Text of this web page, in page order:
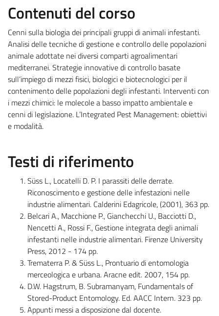
Contenuti del corso
Cenni sulla biologia dei principali gruppi di animali infestanti.
Analisi delle tecniche di gestione e controllo delle popolazioni
animale adottate nei diversi comparti agroalimentari
mediterranei. Strategie innovative di controllo basate
sull’impiego di mezzi fisici, biologici e biotecnologici per il
contenimento delle popolazioni degli infestanti. Interventi con
i mezzi chimici: le molecole a basso impatto ambientale e
cenni di legislazione. L’Integrated Pest Management: obiettivi
e modalità.
Testi di riferimento
Süss L., Locatelli D. P. I parassiti delle derrate.
Riconoscimento e gestione delle infestazioni nelle
industrie alimentari. Calderini Edagricole, (2001), 363 pp.
Belcari A., Macchione P., Gianchecchi U., Bacciotti D.,
Nencetti A., Rossi F., Gestione integrata degli animali
infestanti nelle industrie alimentari. Firenze University
Press, 2012 - 174 pp.
Trematerra P. & Süss L., Prontuario di entomologia
merceologica e urbana. Aracne edit. 2007, 154 pp.
D.W. Hagstrum, B. Subramanyam, Fundamentals of
Stored-Product Entomology. Ed. AACC Intern. 323 pp.
Appunti messi a disposizione dal docente.